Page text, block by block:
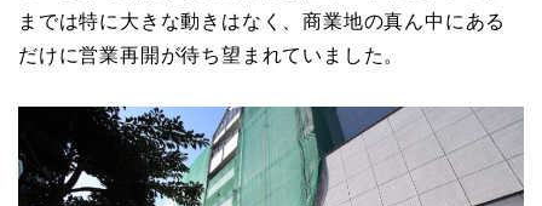
までは特に大きな動きはなく、商業地の真ん中にある
だけに営業再開が待ち望まれていました。